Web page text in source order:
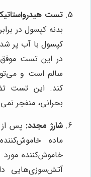
تست
بدنه کپسول در
کپسول با آب پر
در این تست
سالم است و
کند. این تست
بحرانی، منفجر
شارژ مجدد: پس از
ماده
خاموش‌کننده
آتش‌سوزی‌هایی